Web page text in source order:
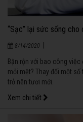
“Sạc” lại sức sống cho
8/14/2020
Bận rộn với bao công
mỏi mệt? Thay đổi một
trở nên tươi mới.
Xem chi tiết